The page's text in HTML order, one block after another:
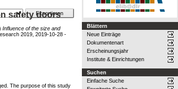
safety doors
Influence of the size and
2019, 2019-10-28 -
The purpose of this study
Blättern
Neue Einträge
Dokumentenart
Erscheinungsjahr
Institute & Einrichtungen
Suchen
Einfache Suche